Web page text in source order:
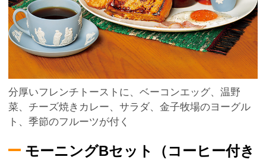
分厚いフレンチトーストに、ベーコンエッグ、温野
菜、チーズ焼きカレー、サラダ、金子牧場のヨーグル
ト、季節のフルーツが付く
モーニングBセット（コーヒー付き